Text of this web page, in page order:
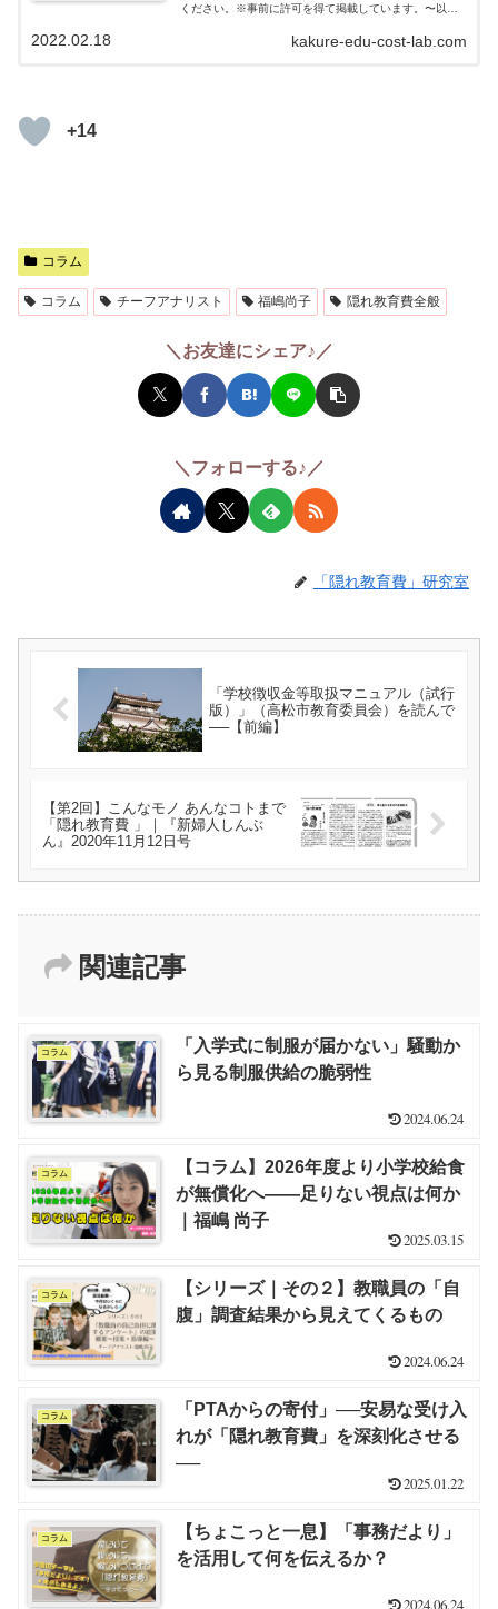
ください。※事前に許可を得て掲載しています。〜以
部科学省の最新の調査では、小学生...kakure-edu-cost-lab.com
2022.02.18
+14
コラム
コラム チーフアナリスト 福嶋尚子 隠れ教育費全般
＼お友達にシェア♪／
＼フォローする♪／
「隠れ教育費」研究室
「学校徴収金等取扱マニュアル（試行
版）」（高松市教育委員会）を読んで
──【前編】
【第2回】こんなモノ あんなコトまで
「隠れ教育費 」｜『新婦人しんぶ
ん』2020年11月12日号
関連記事
コラム
「入学式に制服が届かない」騒動か
ら見る制服供給の脆弱性
2024.06.24
コラム
【コラム】2026年度より小学校給食
が無償化へ――足りない視点は何か
｜福嶋 尚子
2025.03.15
コラム
【シリーズ｜その２】教職員の「自
腹」調査結果から見えてくるもの
2024.06.24
コラム
「PTAからの寄付」──安易な受け入
れが「隠れ教育費」を深刻化させる
──
2025.01.22
コラム
【ちょこっと一息】「事務だより」
を活用して何を伝えるか？
2024.06.24